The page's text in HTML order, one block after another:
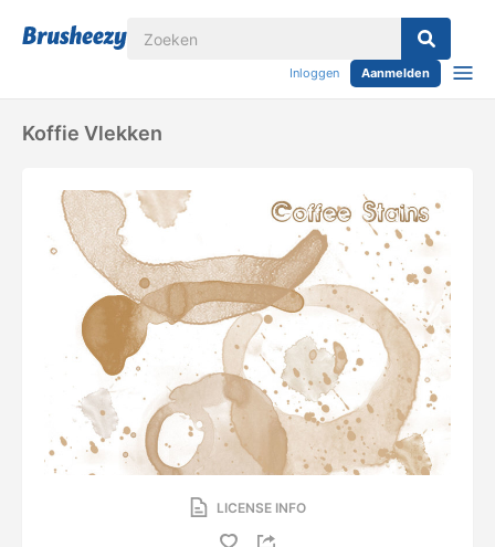
Inloggen Aanmelden
Koffie Vlekken
LICENSE INFO